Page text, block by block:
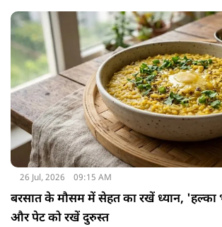
नहीं बनाता जो इसे तोड़ सके या पचा सके।
26 Jul, 2026 09:15 AM
बरसात के मौसम में सेहत का रखें ध्यान,
और पेट को रखें दुरुस्त